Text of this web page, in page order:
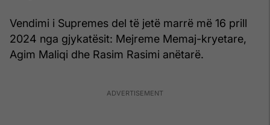
Vendimi i Supremes del të jetë marrë më 16 prill
2024 nga gjykatësit: Mejreme Memaj-kryetare,
Agim Maliqi dhe Rasim Rasimi anëtarë.